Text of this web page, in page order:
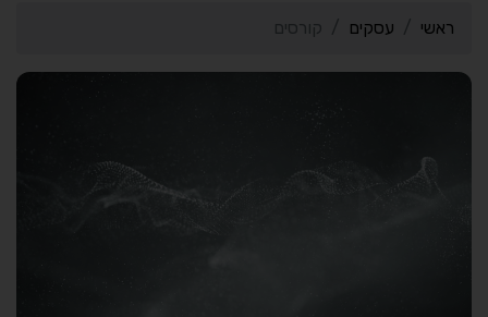
ראשי עסקים קורסים